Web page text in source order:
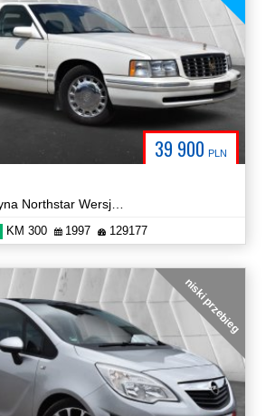
39 900 PLN
Lift 4.6 V8 Benzyna Northstar Wersja Limitowana D'Elegance Video!
KM 300 1997 129177
niski przebieg